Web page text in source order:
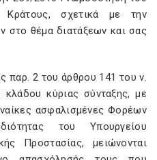
Κράτους, σχετικά με την
στο θέμα διατάξεων και σας
παρ. 2 του άρθρου 141 του ν.
κύριας σύνταξης, με
ασφαλισμένες Φορέων
του Υπουργείου
Προστασίας, μειώνονται